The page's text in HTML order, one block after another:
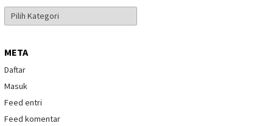
Kategori
META
Daftar
Masuk
Feed entri
Feed komentar